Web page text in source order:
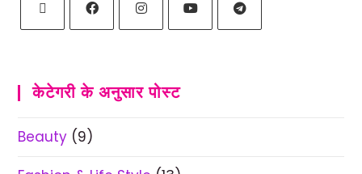
केटेगरी के अनुसार पोस्ट
Beauty (9)